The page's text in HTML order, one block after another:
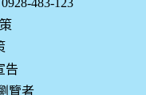
483-123
告
覽者